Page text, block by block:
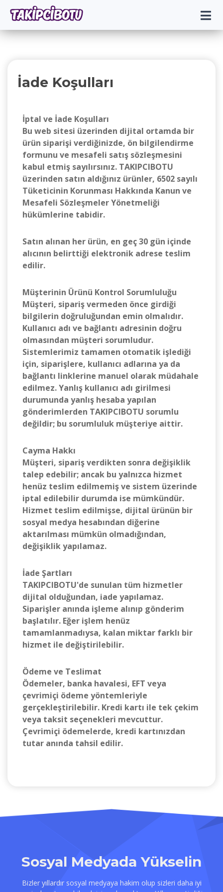
İade Koşulları
İptal ve İade Koşulları
Bu web sitesi üzerinden dijital ortamda bir
ürün siparişi verdiğinizde, ön bilgilendirme
formunu ve mesafeli satış sözleşmesini
kabul etmiş sayılırsınız. TAKIPCIBOTU
üzerinden satın aldığınız ürünler, 6502 sayılı
Tüketicinin Korunması Hakkında Kanun ve
Mesafeli Sözleşmeler Yönetmeliği
hükümlerine tabidir.
Satın alınan her ürün, en geç 30 gün içinde
alıcının belirttiği elektronik adrese teslim
edilir.
Müşterinin Ürünü Kontrol Sorumluluğu
Müşteri, sipariş vermeden önce girdiği
bilgilerin doğruluğundan emin olmalıdır.
Kullanıcı adı ve bağlantı adresinin doğru
olmasından müşteri sorumludur.
Sistemlerimiz tamamen otomatik işlediği
için, siparişlere, kullanıcı adlarına ya da
bağlantı linklerine manuel olarak müdahale
edilmez. Yanlış kullanıcı adı girilmesi
durumunda yanlış hesaba yapılan
gönderimlerden TAKIPCIBOTU sorumlu
değildir; bu sorumluluk müşteriye aittir.
Cayma Hakkı
Müşteri, sipariş verdikten sonra değişiklik
talep edebilir; ancak bu yalnızca hizmet
henüz teslim edilmemiş ve sistem üzerinde
iptal edilebilir durumda ise mümkündür.
Hizmet teslim edilmişse, dijital ürünün bir
sosyal medya hesabından diğerine
aktarılması mümkün olmadığından,
değişiklik yapılamaz.
İade Şartları
TAKIPCIBOTU'de sunulan tüm hizmetler
dijital olduğundan, iade yapılamaz.
Siparişler anında işleme alınıp gönderim
başlatılır. Eğer işlem henüz
tamamlanmadıysa, kalan miktar farklı bir
hizmet ile değiştirilebilir.
Ödeme ve Teslimat
Ödemeler, banka havalesi, EFT veya
çevrimiçi ödeme yöntemleriyle
gerçekleştirilebilir. Kredi kartı ile tek çekim
veya taksit seçenekleri mevcuttur.
Çevrimiçi ödemelerde, kredi kartınızdan
tutar anında tahsil edilir.
Sosyal Medyada Yükselin
Bizler yıllardır sosyal medyaya hakim olup sizleri daha iyi